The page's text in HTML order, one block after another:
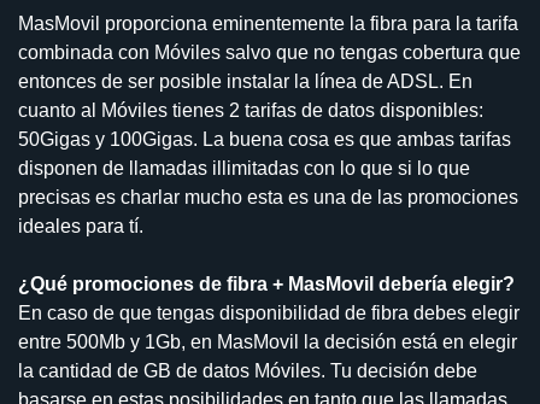
MasMovil proporciona eminentemente la fibra para la tarifa
combinada con Móviles salvo que no tengas cobertura que
entonces de ser posible instalar la línea de ADSL. En
cuanto al Móviles tienes 2 tarifas de datos disponibles:
50Gigas y 100Gigas. La buena cosa es que ambas tarifas
disponen de llamadas illimitadas con lo que si lo que
precisas es charlar mucho esta es una de las promociones
ideales para tí.
¿Qué promociones de fibra + MasMovil debería elegir?
En caso de que tengas disponibilidad de fibra debes elegir
entre 500Mb y 1Gb, en MasMovil la decisión está en elegir
la cantidad de GB de datos Móviles. Tu decisión debe
basarse en estas posibilidades en tanto que las llamadas